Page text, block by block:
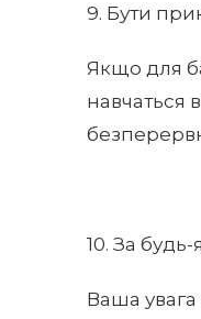
9. Бути
Якщо для
навчаться
10. За
Ваша увага